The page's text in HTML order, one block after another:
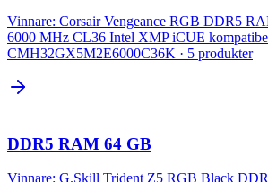
Vinnare: Corsair Vengeance RGB DDR5
6000 MHz CL36 Intel XMP iCUE
CMH32GX5M2E6000C36K · 5 produkter
DDR5 RAM 64 GB
Vinnare: G.Skill Trident Z5 RGB Black